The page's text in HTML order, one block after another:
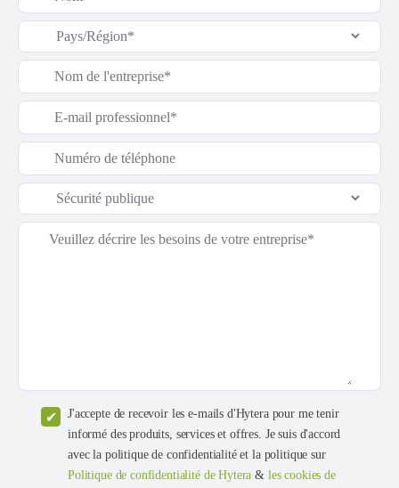
J'accepte de recevoir les e-mails d'Hytera pour me tenir
informé des produits, services et offres. Je suis d'accord
avec la politique de confidentialité et la politique sur
Politique de confidentialité de Hytera & les cookies de